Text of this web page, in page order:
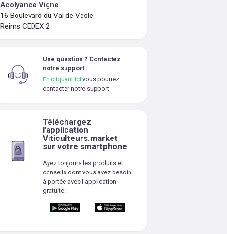
Acolyance Vigne
16 Boulevard du Val de Vesle
Reims CEDEX 2
Une question ? Contactez
notre support :
En cliquant ici vous pourrez
contacter notre support
Téléchargez
l'application
Viticulteurs.market
sur votre smartphone
Ayez toujours les produits et
conseils dont vous avez besoin
à portée avec l'application
gratuite :